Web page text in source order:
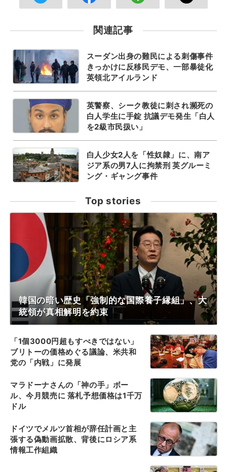
関連記事
スーダン出身の難民による刺傷事件
きっかけに反移民デモ、一部暴徒化
英領北アイルランド
英警察、シーク教徒に刺され瀕死の
白人学生に手錠 抗議デモ発生「白人
を2級市民扱い」
白人少女2人を「性奴隷」に、南ア
ジア系の男7人に拘禁刑 英グルーミ
ング・ギャング事件
Top stories
韓国の暗い歴史「強制的な国際養子縁組」、大
統領が真相解明を約束
「1個3000円超もすべきではない」
ブリトーの価格めぐる議論、米共和
党の「内戦」に発展
マラドーナさんの「神の手」ボー
ル、今月競売に 落札予想価格は1千万
ドル
ドイツでメルツ首相が辞任計画と主
張する偽動画拡散、背後にロシア系
情報工作組織